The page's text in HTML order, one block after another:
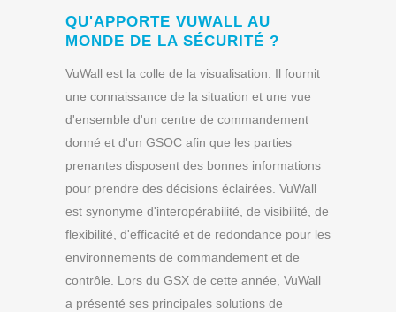
QU'APPORTE VUWALL AU
MONDE DE LA SÉCURITÉ ?
VuWall est la colle de la visualisation. Il fournit
une connaissance de la situation et une vue
d'ensemble d'un centre de commandement
donné et d'un GSOC afin que les parties
prenantes disposent des bonnes informations
pour prendre des décisions éclairées. VuWall
est synonyme d'interopérabilité, de visibilité, de
flexibilité, d'efficacité et de redondance pour les
environnements de commandement et de
contrôle. Lors du GSX de cette année, VuWall
a présenté ses principales solutions de